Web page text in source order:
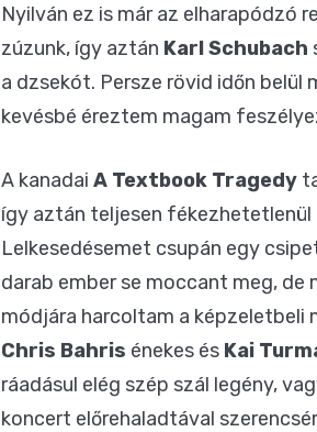
Nyilván ez is már az elharapódzó
zúzunk, így aztán Karl Schubach
a dzsekót. Persze rövid időn
kevésbé éreztem magam
A kanadai A Textbook Tragedy
így aztán teljesen
Lelkesedésemet csupán egy
darab ember se moccant meg,
módjára harcoltam a képzeletbeli
Chris Bahris énekes és Kai
ráadásul elég szép szál legény,
koncert előrehaladtával